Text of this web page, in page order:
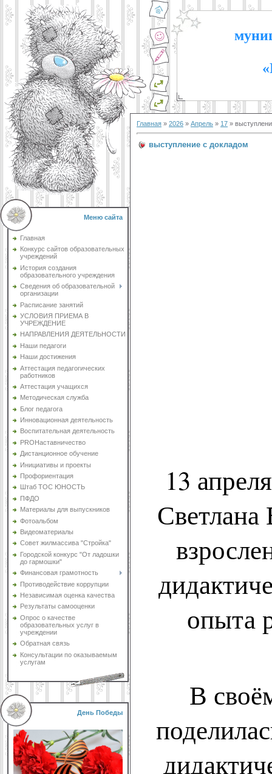
Меню сайта
Главная
Конкурс сайтов образовательных
учреждений
История создания
образовательного учреждения
Сведения об образовательной
организации
Расписание занятий
УСЛОВИЯ ПРИЕМА В
УЧРЕЖДЕНИЕ
НАПРАВЛЕНИЯ ДЕЯТЕЛЬНОСТИ
Наши педагоги
Наши достижения
Аттестация педагогических
работников
Аттестация учащихся
Методическая служба
Блог педагога
Инновационная деятельность
Воспитательная деятельность
PROНаставничество
Дистанционное обучение
Инициативы и проекты
Профориентация
Штаб ТОС ЮНОСТЬ
ПФДО
Материалы для выпускников
Фотоальбом
Видеоматериалы
Совет жилмассива "Стройка"
Городской конкурс "От ладошки
до гармошки"
Финансовая грамотность
Противодействие коррупции
Независимая оценка качества
Результаты самооценки
Опрос о качестве
образовательных услуг в
учреждении
Обратная связь
Консультации по оказываемым
услугам
День Победы
Главная » 2026 » Апрель » 17 »
выступление с докладом
13
опыта
В